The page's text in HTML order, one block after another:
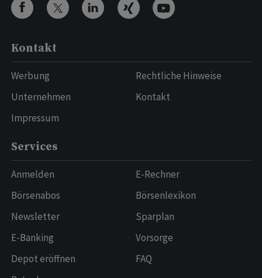
Kontakt
Werbung
Unternehmen
Impressum
Rechtliche Hinweise
Kontakt
Services
Anmelden
Börsenabos
Newsletter
E-Banking
Depot eröffnen
E-Rechner
Börsenlexikon
Sparplan
Vorsorge
FAQ